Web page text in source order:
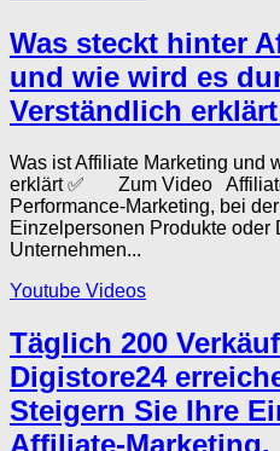
Was steckt hinter
und wie wird es
Verständlich erklärt
Was ist Affiliate Marketing und
erklärt ✅ Zum Video
Performance-Marketing, bei
Einzelpersonen Produkte oder
Unternehmen...
Youtube Videos
Täglich 200
Digistore24
Steigern Sie Ihre
Affiliate-Marketing.